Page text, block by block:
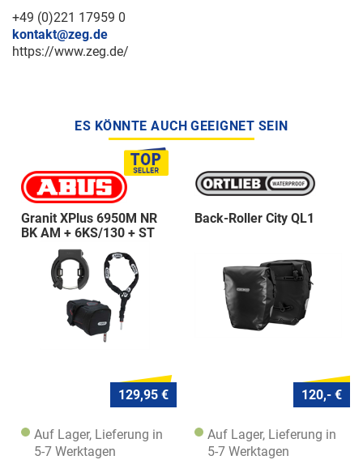
+49 (0)221 17959 0
kontakt@zeg.de
https://www.zeg.de/
ES KÖNNTE AUCH GEEIGNET SEIN
Granit XPlus 6950M NR
BK AM + 6KS/130 + ST
129,95 €
Auf Lager, Lieferung in
5-7 Werktagen
Back-Roller City QL1
120,- €
Auf Lager, Lieferung in
5-7 Werktagen